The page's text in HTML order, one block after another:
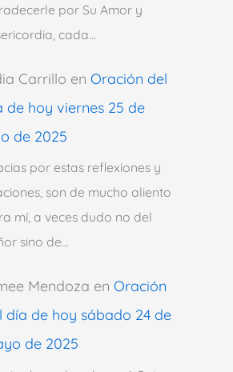
por Su Amor y
cada…
Carrillo en Oración del
de hoy viernes 25 de
de 2025
por estas reflexiones y
son de mucho aliento
mí, a veces dudo no del
sino de…
Mendoza en Oración
día de hoy sábado 24 de
de 2025